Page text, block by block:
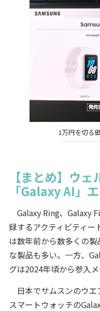
1万円を切る
【まとめ】ウ
「Galaxy AI」
Galaxy Ring、Galaxy
録するアクティビティ
は数年前から数多くの
な製品も多い。一方、
グは2024年頃から参入
日本でサムスンのウエ
スマートウォッチの